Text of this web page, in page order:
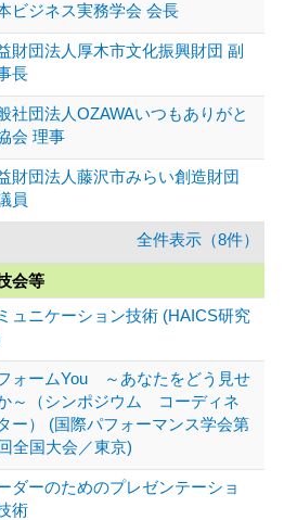
ビジネス実務学会 会長
財団法人厚木市文化振興財団 副
長
社団法人OZAWAいつもありがと
会 理事
財団法人藤沢市みらい創造財団
員
全件表示（8件）
会等
ュニケーション技術 (HAICS研究
ォームYou ～あなたをどう見せ
～（シンポジウム コーディネ
ー） (国際パフォーマンス学会第
全国大会／東京)
ダーのためのプレゼンテーショ
術